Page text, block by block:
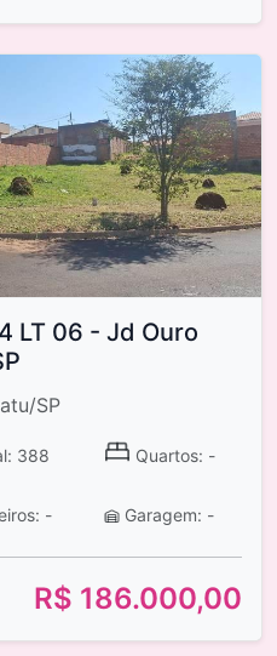
LT 06 - Jd Ouro
SP
388
Quartos: -
- Garagem: -
R$ 186.000,00